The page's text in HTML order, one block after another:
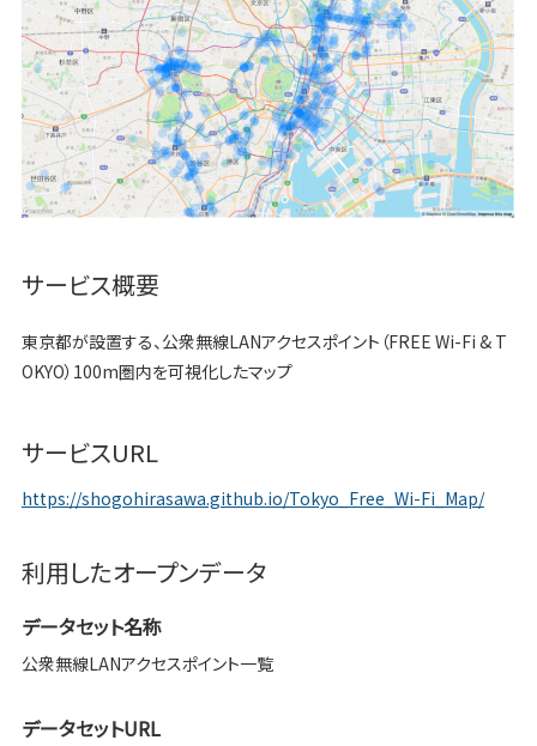
サービス概要
東京都が設置する、公衆無線LANアクセスポイント（FREE Wi-Fi & T
OKYO）100m圏内を可視化したマップ
サービスURL
https://shogohirasawa.github.io/Tokyo_Free_Wi-Fi_Map/
利用したオープンデータ
データセット名称
公衆無線LANアクセスポイント一覧
データセットURL